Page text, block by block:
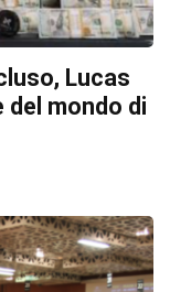
Lucas
del mondo di